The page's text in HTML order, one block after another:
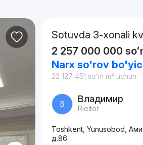
Sotuvda 3-xonali
2 257 000 000
Narx so'rov
22 127 451 soʻm m² uchun
В Владимир
Rieltor
Toshkent, Yunusobod,
д.86